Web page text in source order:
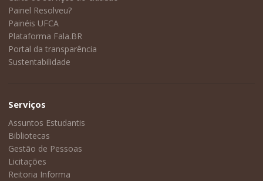
Painel Resolveu?
Painéis UFCA
Plataforma Fala.BR
Portal da transparência
Sustentabilidade
Serviços
Assuntos Estudantis
Bibliotecas
Gestão de Pessoas
Licitações
Reitoria Informa